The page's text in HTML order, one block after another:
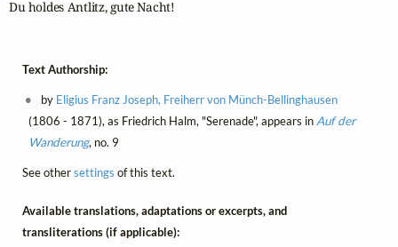
Du holdes Antlitz, gute Nacht!
Text Authorship:
by Eligius Franz Joseph, Freiherr von Münch-Bellinghausen
(1806 - 1871), as Friedrich Halm, "Serenade", appears in Auf der
Wanderung, no. 9
See othersettings of this text.
Available translations, adaptations or excerpts, and
transliterations (if applicable):